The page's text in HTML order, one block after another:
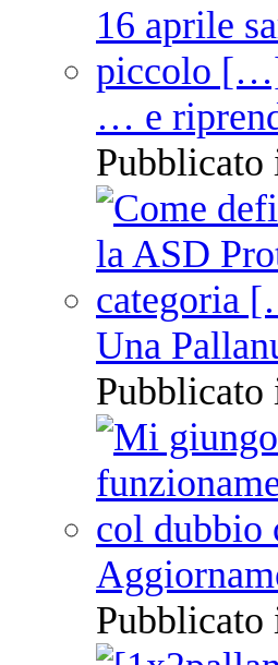
… e
Una
Pubblicato
Pubblicato